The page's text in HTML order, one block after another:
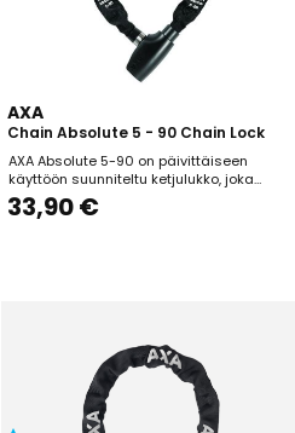
AXA
Chain Absolute 5 - 90 Chain Lock
AXA Absolute 5-90 on päivittäiseen
käyttöön suunniteltu ketjulukko, joka
tarjoaa luotettavaa suojaa
lyhytaikaisessa pysäköinnissä matalan
33,90 €